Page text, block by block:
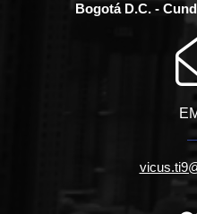
Bogotá D.C. -